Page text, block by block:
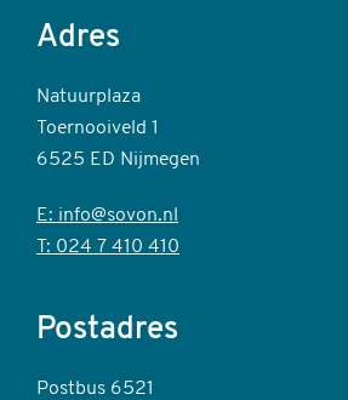
Adres
Natuurplaza
Toernooiveld 1
6525 ED Nijmegen
E: info@sovon.nl
T: 024 7 410 410
Postadres
Postbus 6521